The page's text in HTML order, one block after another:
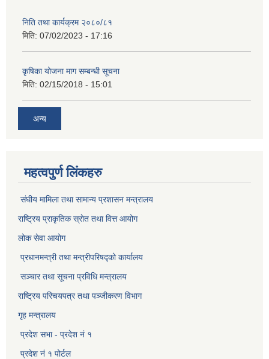
निति तथा कार्यक्रम २०८०/८१
मिति: 07/02/2023 - 17:16
कृषिका योजना माग सम्बन्धी सूचना
मिति: 02/15/2018 - 15:01
अन्य
महत्वपुर्ण लिंकहरु
संघीय मामिला तथा सामान्य प्रशासन मन्त्रालय
राष्ट्रिय प्राकृतिक स्राेत तथा वित्त आयोग
लोक सेवा आयोग
प्रधानमन्त्री तथा मन्त्रीपरिषद्को कार्यालय
सञ्‍चार तथा सूचना प्रविधि मन्त्रालय
राष्ट्रिय परिचयपत्र तथा पञ्जीकरण विभाग​
गृह मन्त्रालय
प्रदेश सभा - प्रदेश नं १
प्रदेश नं १ पोर्टल